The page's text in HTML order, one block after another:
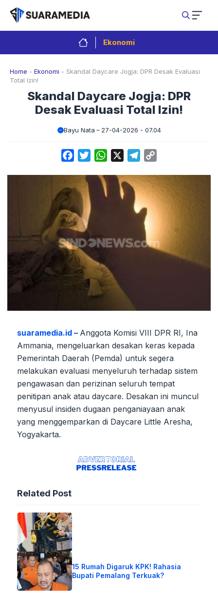
Langsung
isi
Ekonomi
Home - Ekonomi - Skandal Daycare Jogja: DPR Desak Evaluasi
Total Izin!
Skandal Daycare Jogja: DPR
Desak Evaluasi Total Izin!
Bayu Nata 27-04-2026 - 07.04
FacebookTwitterWhatsApp Telegram
suaramedia.id – Anggota Komisi VIII DPR RI, Ina
Ammania, mengeluarkan desakan keras kepada
Pemerintah Daerah (Pemda) untuk segera
melakukan evaluasi menyeluruh terhadap sistem
pengawasan dan perizinan seluruh tempat
penitipan anak atau daycare. Desakan ini muncul
menyusul insiden dugaan penganiayaan anak
yang menggemparkan di Daycare Little Aresha,
Yogyakarta.
Related Post
15 Rumah Digaruk KPK! Rahasia
Bupati Pemalang Terkuak?